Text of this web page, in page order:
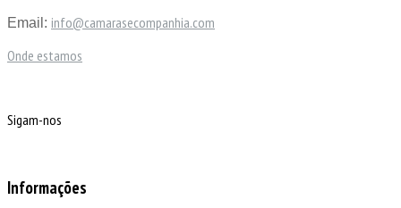
Email: info@camarasecompanhia.com
Onde estamos
Sigam-nos
Informações